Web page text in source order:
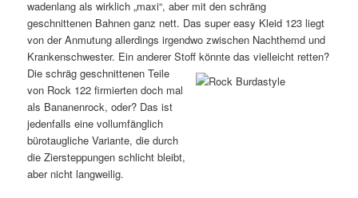
wadenlang als wirklich „maxi“, aber mit den schräng
geschnittenen Bahnen ganz nett. Das super easy Kleid 123 liegt
von der Anmutung allerdings irgendwo zwischen Nachthemd und
Krankenschwester. Ein anderer Stoff könnte das vielleicht retten?
Die schräg geschnittenen Teile
von Rock 122 firmierten doch mal
als Bananenrock, oder? Das ist
jedenfalls eine vollumfänglich
bürotaugliche Variante, die durch
die Ziersteppungen schlicht bleibt,
aber nicht langweilig.